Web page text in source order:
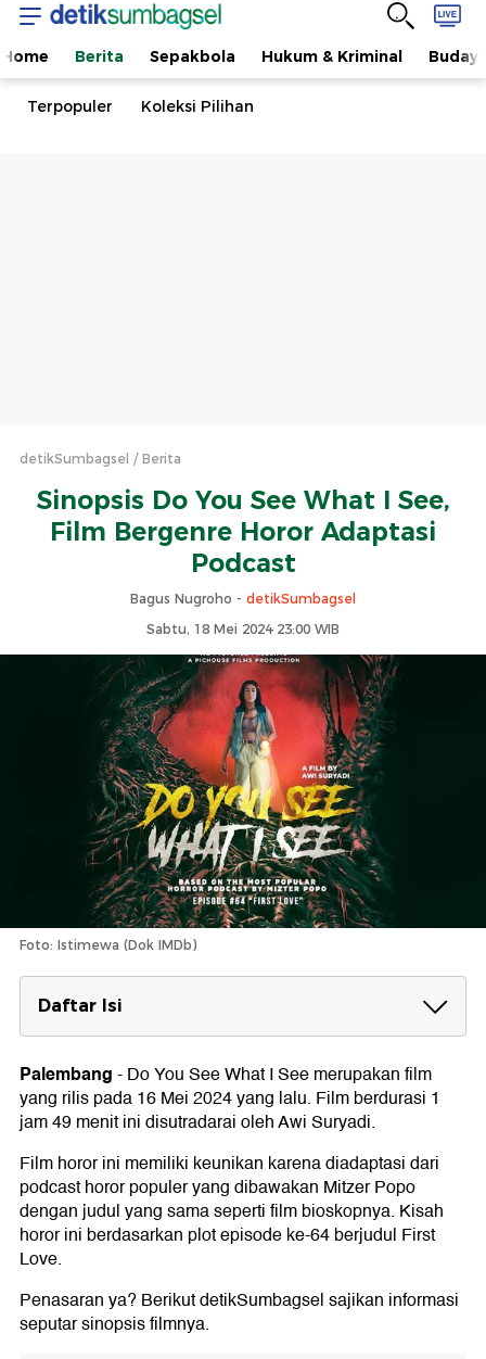
Home Berita Sepakbola Hukum & Kriminal
Terpopuler Koleksi Pilihan
detikSumbagsel Berita
Sinopsis Do You See What I See,
Film Bergenre Horor Adaptasi
Podcast
Bagus Nugroho - detikSumbagsel
Sabtu, 18 Mei 2024 23:00 WIB
Foto: Istimewa (Dok IMDb)
Daftar Isi
Sinopsis Do You See What I See
Para Pemain Film Do You See What I See
Palembang-Do You See What I See merupakan film
yang rilis pada 16 Mei 2024 yang lalu. Film berdurasi 1
jam 49 menit ini disutradarai oleh Awi Suryadi.
Film horor ini memiliki keunikan karena diadaptasi dari
podcast horor populer yang dibawakan Mitzer Popo
dengan judul yang sama seperti film bioskopnya. Kisah
horor ini berdasarkan plot episode ke-64 berjudul First
Love.
Penasaran ya? Berikut detikSumbagsel sajikan informasi
seputar sinopsis filmnya.